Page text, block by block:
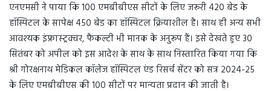
एनएमसी ने पाया कि 100 एमबीबीएस सीटों के लिए जरूरी 420 बेड के
हॉस्पिटल के सापेक्ष 450 बेड का हॉस्पिटल क्रियाशील है। साथ ही अन्य सभी
आवश्यक इंफ्रास्ट्रक्चर, फैकल्टी भी मानक के अनुरूप हैं। इसे देखते हुए 30
सितंबर को अपील को इस आदेश के साथ के साथ निस्तारित किया गया कि
श्री गोरक्षनाथ मेडिकल कॉलेज हॉस्पिटल एंड रिसर्च सेंटर को सत्र 2024-25
के लिए एमबीबीएस की 100 सीटों पर मान्यता प्रदान की जाती है।